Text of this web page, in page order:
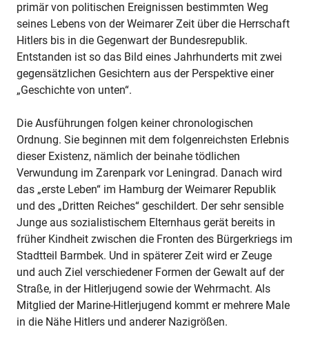
primär von politischen Ereignissen bestimmten Weg
seines Lebens von der Weimarer Zeit über die Herrschaft
Hitlers bis in die Gegenwart der Bundesrepublik.
Entstanden ist so das Bild eines Jahrhunderts mit zwei
gegensätzlichen Gesichtern aus der Perspektive einer
„Geschichte von unten“.
Die Ausführungen folgen keiner chronologischen
Ordnung. Sie beginnen mit dem folgenreichsten Erlebnis
dieser Existenz, nämlich der beinahe tödlichen
Verwundung im Zarenpark vor Leningrad. Danach wird
das „erste Leben“ im Hamburg der Weimarer Republik
und des „Dritten Reiches“ geschildert. Der sehr sensible
Junge aus sozialistischem Elternhaus gerät bereits in
früher Kindheit zwischen die Fronten des Bürgerkriegs im
Stadtteil Barmbek. Und in späterer Zeit wird er Zeuge
und auch Ziel verschiedener Formen der Gewalt auf der
Straße, in der Hitlerjugend sowie der Wehrmacht. Als
Mitglied der Marine-Hitlerjugend kommt er mehrere Male
in die Nähe Hitlers und anderer Nazigrößen.